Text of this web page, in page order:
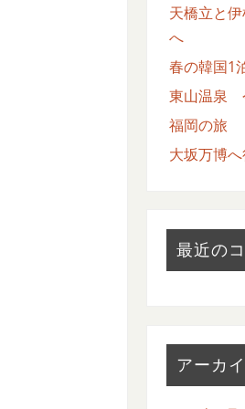
天橋立と
へ
春の韓国1
東山温泉
福岡の旅
大坂万博
最近の
アーカ